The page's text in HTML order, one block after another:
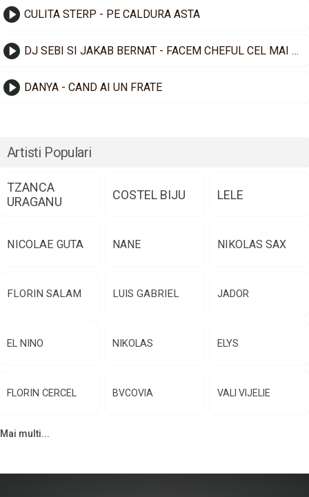
CULITA STERP - PE CALDURA ASTA
DJ SEBI SI JAKAB BERNAT - FACEM CHEFUL CEL MAI TARE
DANYA - CAND AI UN FRATE
Artisti Populari
TZANCA
URAGANU
COSTEL BIJU LELE
NICOLAE GUTA NANE NIKOLAS SAX
FLORIN SALAM LUIS GABRIEL JADOR
EL NINO NIKOLAS ELYS
FLORIN CERCEL BVCOVIA VALI VIJELIE
Mai multi...